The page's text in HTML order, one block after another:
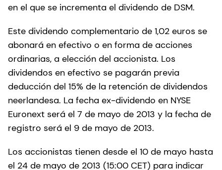
en el que se incrementa el dividendo de DSM.
Este dividendo complementario de 1,02 euros se
abonará en efectivo o en forma de acciones
ordinarias, a elección del accionista. Los
dividendos en efectivo se pagarán previa
deducción del 15% de la retención de dividendos
neerlandesa. La fecha ex-dividendo en NYSE
Euronext será el 7 de mayo de 2013 y la fecha de
registro será el 9 de mayo de 2013.
Los accionistas tienen desde el 10 de mayo hasta
el 24 de mayo de 2013 (15:00 CET) para indicar